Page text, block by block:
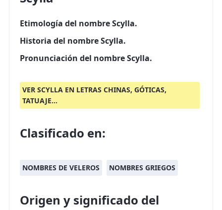
Etimología del nombre Scylla.
Historia del nombre Scylla.
Pronunciación del nombre Scylla.
VER SCYLLA EN LETRAS CHINAS, GÓTICAS,
TATUAJE...
Clasificado en:
NOMBRES DE VELEROS NOMBRES GRIEGOS
Origen y significado del